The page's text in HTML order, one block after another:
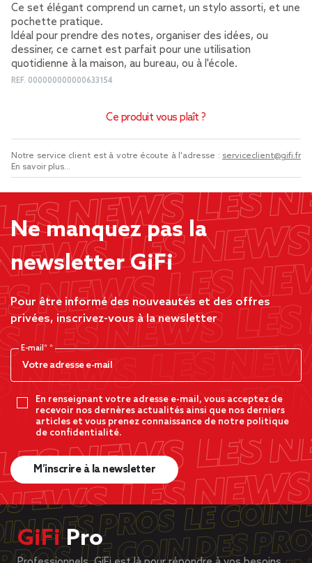
Ce set élégant comprend un carnet, un stylo assorti, et une
pochette pratique.
Idéal pour prendre des notes, organiser des idées, ou
dessiner, ce carnet est parfait pour une utilisation
quotidienne à la maison, au bureau, ou à l'école.
REF. 000000000000633154
Ce produit vous plaît ?
Notre service client est à votre écoute à l'adresse : serviceclient@gifi.fr
En savoir plus...
Ne manquez pas la
newsletter GiFi
Pour être informé des nouveautés et des offres
privées, inscrivez-vous à la newsletter
E-mail*
En renseignant votre adresse e-mail, vous acceptez de
recevoir nos dernères actualités ainsi que nos derniers
articles et vous prenez connaissance de notre politique
de confidentialité.
M’inscrire à la newsletter
GiFiPro